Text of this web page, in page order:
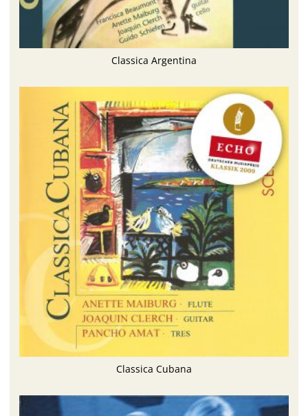
Classica Argentina
Classica Cubana